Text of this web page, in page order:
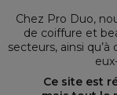
Chez Pro Duo,
de coiffure et
secteurs, ainsi
Ce site est